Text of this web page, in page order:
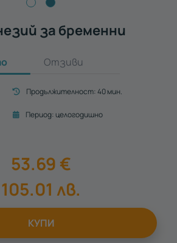
за бременни
Отзиви
Продължителност:40 мин.
Период:целогодишно
53.69 €
105.01 лв.
КУПИ